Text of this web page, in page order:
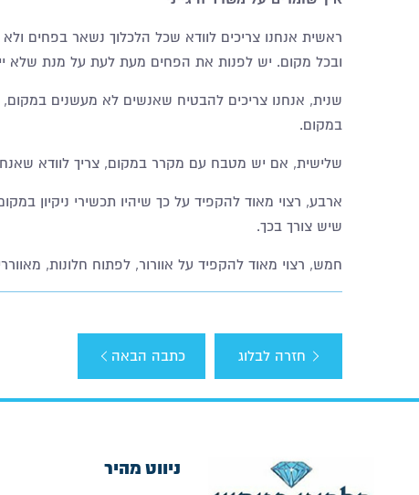
ראשית אנחנו צריכים לוודא שכל הלכלוך נשאר בפחים
ובכל מקום. יש לפנות את הפחים מעת לעת על מנת שלא
שנית, אנחנו צריכים להבטיח שאנשים לא מעשנים במקום,
במקום.
שלישית, אם יש מטבח עם מקרר במקום, צריך לוודא
ארבע, רצוי מאוד להקפיד על כך שיהיו תכשירי ניקיון
שיש צורך בכך.
חמש, רצוי מאוד להקפיד על אוורור, לפתוח חלונות,
חזרה לבלוג כתבה הבאה
ניווט מהיר